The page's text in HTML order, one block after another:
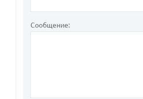
Сообщение: